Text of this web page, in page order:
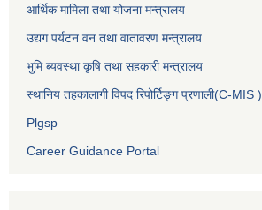
आर्थिक मामिला तथा योजना मन्त्रालय
उद्यग पर्यटन वन तथा वातावरण मन्त्रालय
भुमि ब्यवस्था कृषि तथा सहकारी मन्त्रालय
स्थानिय तहकालागी विपद रिपोर्टिङ्ग प्रणाली(C-MIS )
Plgsp
Career Guidance Portal